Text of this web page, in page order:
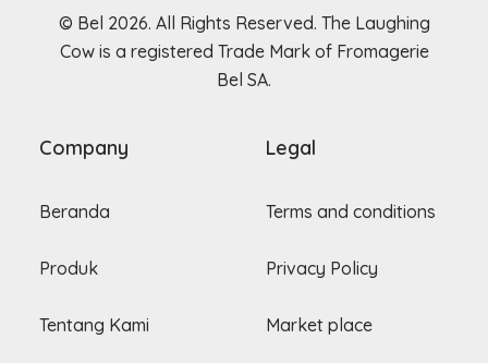
© Bel 2026. All Rights Reserved. The Laughing
Cow is a registered Trade Mark of Fromagerie
Bel SA.
Company
Beranda
Produk
Tentang Kami
Legal
Terms and conditions
Privacy Policy
Market place